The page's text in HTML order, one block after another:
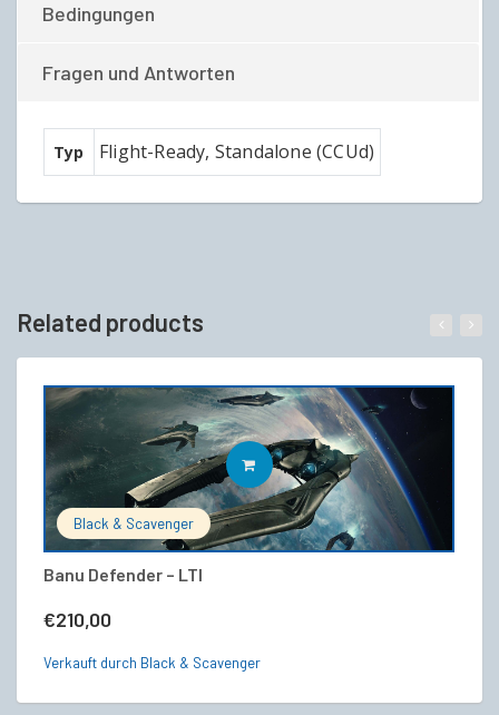
Bedingungen
Fragen und Antworten
Typ Flight-Ready, Standalone (CCUd)
Related products
Black & Scavenger
Banu Defender – LTI
€210,00
IN DEN WARENKORB
Verkauft durch Black & Scavenger